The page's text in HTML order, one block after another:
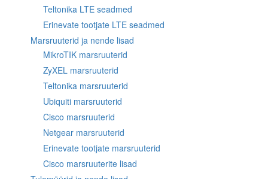
Teltonika LTE seadmed
Erinevate tootjate LTE seadmed
Marsruuterid ja nende lisad
MikroTIK marsruuterid
ZyXEL marsruuterid
Teltonika marsruuterid
Ubiquiti marsruuterid
Cisco marsruuterid
Netgear marsruuterid
Erinevate tootjate marsruuterid
Cisco marsruuterite lisad